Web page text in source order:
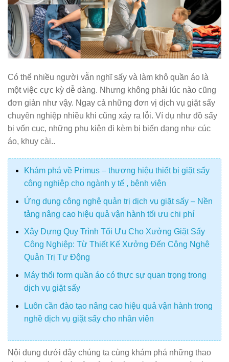
Có thể nhiều người vẫn nghĩ sấy và làm khô quần áo là
một việc cực kỳ dễ dàng. Nhưng không phải lúc nào cũng
đơn giản như vậy. Ngay cả những đơn vị dịch vụ giặt sấy
chuyên nghiệp nhiều khi cũng xảy ra lỗi. Ví dụ như đồ sấy
bị vốn cục, những phụ kiện đi kèm bị biến dạng như cúc
áo, khuy cài..
Khám phá về Primus – thương hiệu thiết bị giặt sấy
công nghiệp cho ngành y tế , bệnh viện
Ứng dụng công nghệ quản trị dịch vụ giặt sấy – Nền
tảng nâng cao hiệu quả vận hành tối ưu chi phí
Xây Dựng Quy Trình Tối Ưu Cho Xưởng Giặt Sấy
Công Nghiệp: Từ Thiết Kế Xưởng Đến Công Nghệ
Quản Trị Tự Động
Máy thổi form quần áo có thực sự quan trọng trong
dịch vụ giặt sấy
Luôn cần đào tạo nâng cao hiệu quả vận hành trong
nghề dịch vụ giặt sấy cho nhân viên
Nội dung dưới đây chúng ta cùng khám phá những thao